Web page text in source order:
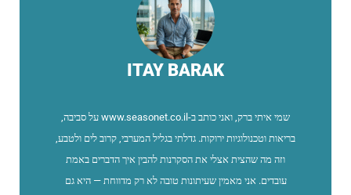
ITAY BARAK
שמי איתי ברק, ואני כותב ב-www.seasonet.co.il על סביבה,
בריאות וטכנולוגיות ירוקות. גדלתי בגליל המערבי, קרוב לים ולטבע,
וזה מה שהצית אצלי את הסקרנות להבין איך הדברים באמת
עובדים. אני מאמין שעיתונות טובה לא רק מדווחת — היא גם